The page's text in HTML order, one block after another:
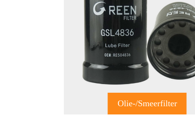
Olie-/smeerfilter